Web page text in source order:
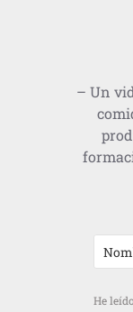
– Un
He